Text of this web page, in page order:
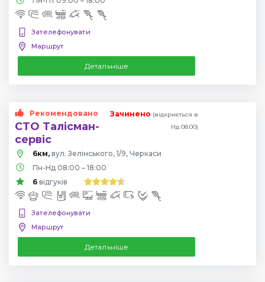
Зателефонувати
Маршрут
Детальніше
Рекомендовано
СТО Талісман-
сервіс
Зачинено (відкриється в
Нд 08:00)
6км, вул. Зелінського, 1/9, Черкаси
Пн-Нд 08:00 – 18:00
6 відгуків
Зателефонувати
Маршрут
Детальніше